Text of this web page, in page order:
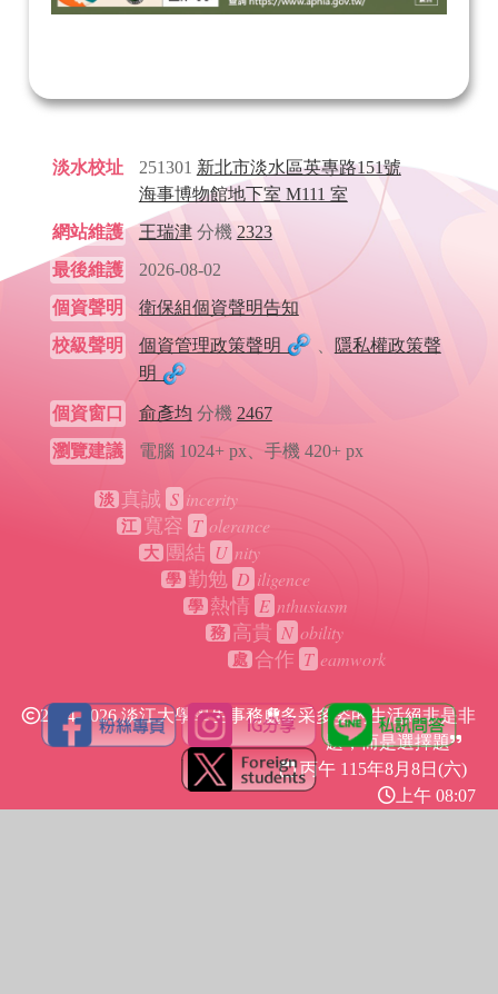
淡水校址 251301 新北市淡水區英專路151號
海事博物館地下室 M111 室
網站維護
王瑞津分機 2323
最後維護
2026-08-02
個資聲明
衛保組個資聲明告知
校級聲明
個資管理政策聲明
隱私權政策聲
明
個資窗口 俞彥均 分機 2467
瀏覽建議
電腦 1024+ px、手機 420+ px
淡 真誠 S incerity
江 寬容 T olerance
大 團結 U nity
學 勤勉 D iligence
學 熱情 E nthusiasm
務 高貴 N obility
處 合作 T eamwork
2024-2026 淡江大學學生事務處多采多姿的生活絕非是非
題，而是選擇題
丙午 115年8月8日(六)
上午 08:07